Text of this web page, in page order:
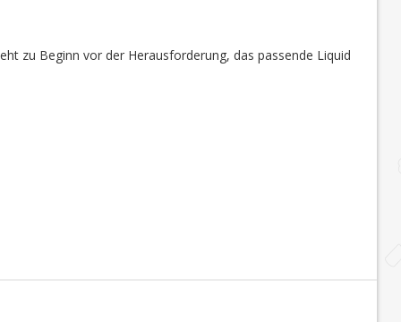
zu Beginn vor der Herausforderung, das passende Liquid